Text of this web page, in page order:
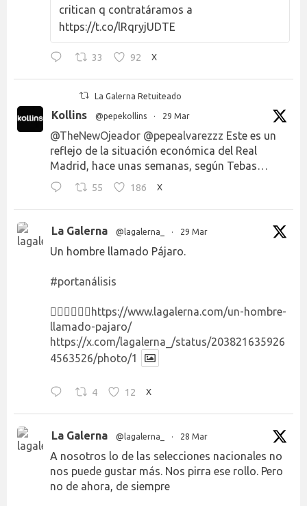
critican q contratáramos a
https://t.co/lRqryjUDTE
33 92 X
La Galerna Retuiteado
Kollins @pepekollins · 29 Mar
@TheNewOjeador @pepealvarezzz Este es un
reflejo de la situación económica del Real
Madrid, hace unas semanas, según Tebas…
55 186 X
La Galerna @lagalerna_ · 29 Mar
Un hombre llamado Pájaro.
#portanálisis
👉🏻👉🏻👉🏻 https://www.lagalerna.com/un-hombre-
llamado-pajaro/
https://x.com/lagalerna_/status/203821635926
4563526/photo/1
4 12 X
La Galerna @lagalerna_ · 28 Mar
A nosotros lo de las selecciones nacionales no
nos puede gustar más. Nos pirra ese rollo. Pero
no de ahora, de siempre